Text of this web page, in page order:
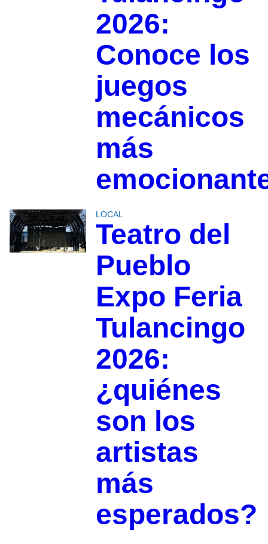
2026:
Conoce los
juegos
mecánicos
más
LOCAL
Teatro del
Pueblo
Expo Feria
Tulancingo
2026:
¿quiénes
son los
artistas
más
esperados?